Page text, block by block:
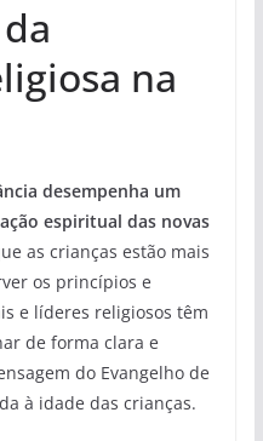
na
desempenha um
espiritual das novas
as crianças estão mais
os princípios e
e líderes religiosos têm
de forma clara e
do Evangelho de
à idade das crianças.